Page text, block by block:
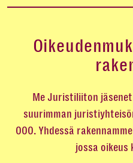
Me Juristiliiton
suurimman
000. Yhdessä
jossa oikeus